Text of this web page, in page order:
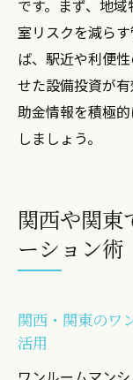
です。まず、地
室リスクを減ら
ば、駅近や利便
せた設備投資が
助金情報を積極
しましょう。
関西や関東
ーション術
関西・関東のワ
活用